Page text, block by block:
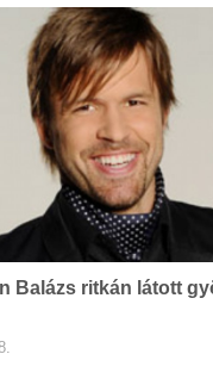
Balázs ritkán látott